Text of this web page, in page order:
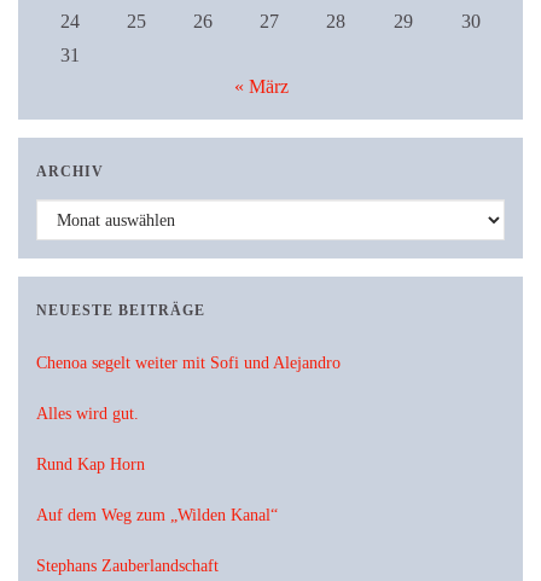
24
25 26 27 28 29
30
31
« März
ARCHIV
Archiv
NEUESTE BEITRÄGE
Chenoa segelt weiter mit Sofi und Alejandro
Alles wird gut.
Rund Kap Horn
Auf dem Weg zum „Wilden Kanal“
Stephans Zauberlandschaft